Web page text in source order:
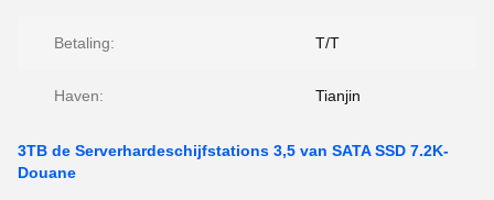
Betaling: T/T
Haven: Tianjin
3TB de Serverhardeschijfstations 3,5 van SATA SSD 7.2K-
Douane